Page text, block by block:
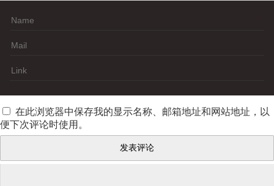
在此浏览器中保存我的显示名称、邮箱地址和网站地址，以
便下次评论时使用。